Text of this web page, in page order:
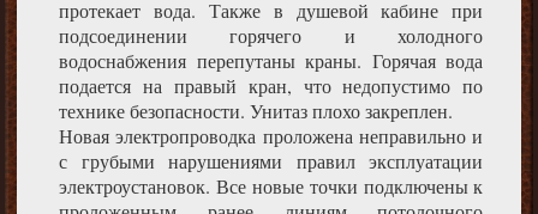
протекает вода. Также в душевой кабине при
подсоединении горячего и холодного
водоснабжения перепутаны краны. Горячая вода
подается на правый кран, что недопустимо по
технике безопасности. Унитаз плохо закреплен.
Новая электропроводка проложена неправильно и
с грубыми нарушениями правил эксплуатации
электроустановок. Все новые точки подключены к